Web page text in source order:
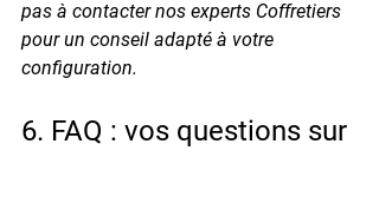
pas à contacter nos experts Coffretiers
pour un conseil adapté à votre
configuration.
6. FAQ : vos questions sur